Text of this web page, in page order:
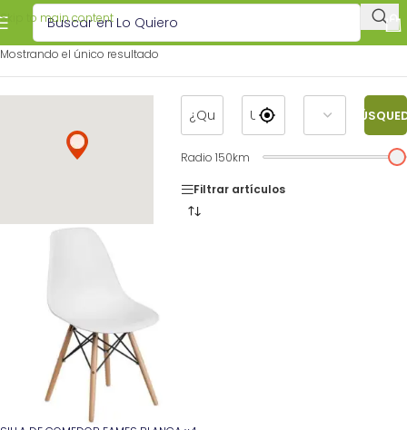
Skip to main content
Mostrando el único resultado
Radio150km
Filtrar artículos